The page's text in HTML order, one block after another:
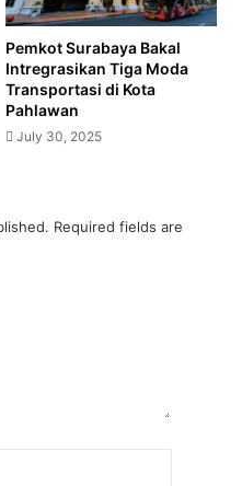
Pemkot Surabaya Bakal
Intregrasikan Tiga Moda
Transportasi di Kota
Pahlawan
July 30, 2025
Required fields are